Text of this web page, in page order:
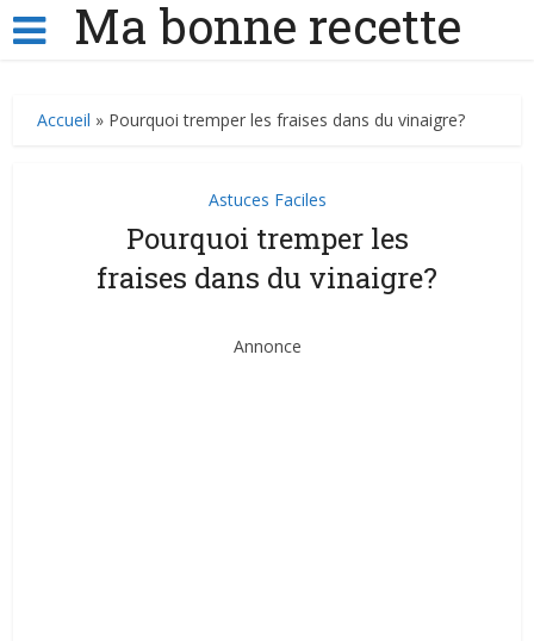
Ma bonne recette
Accueil » Pourquoi tremper les fraises dans du vinaigre?
Astuces Faciles
Pourquoi tremper les
fraises dans du vinaigre?
Annonce